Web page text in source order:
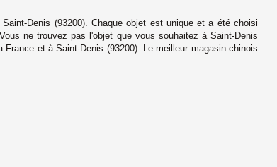
Denis (93200). Chaque objet est unique et a été choisi
ne trouvez pas l'objet que vous souhaitez àSaint-Denis
France et àSaint-Denis (93200). Le meilleur magasin chinois